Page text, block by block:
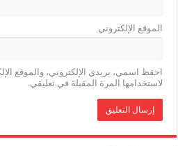
الموقع الإلكتروني
احفظ اسمي، بريدي الإلكتروني، والموقع
لاستخدامها المرة المقبلة في تعليقي.